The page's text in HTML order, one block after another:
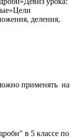
деления,
применять на
в 5 классе по